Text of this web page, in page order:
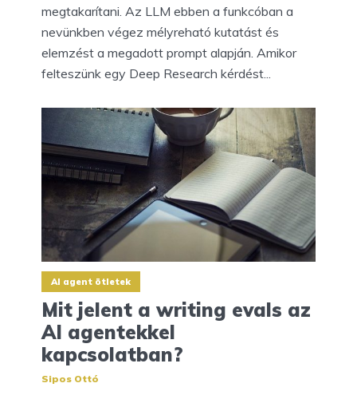
megtakarítani. Az LLM ebben a funkcóban a
nevünkben végez mélyreható kutatást és
elemzést a megadott prompt alapján. Amikor
felteszünk egy Deep Research kérdést...
AI agent ötletek
Mit jelent a writing evals az
AI agentekkel
kapcsolatban?
Sipos Ottó